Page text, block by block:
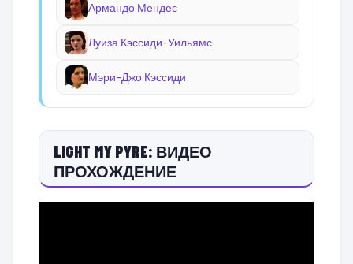
Армандо Мендес
Луиза Кэссиди-Уильямс
Мэри-Джо Кэссиди
LIGHT MY PYRE: ВИДЕО
ПРОХОЖДЕНИЕ